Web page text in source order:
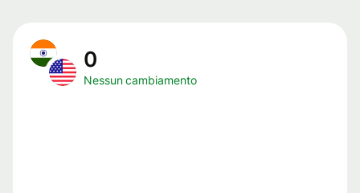
0
Nessun cambiamento